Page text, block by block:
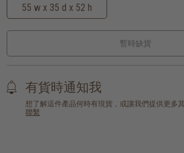
55 w x 35 d x 52 h
暫時缺貨
有貨時通知我
想了解這件產品何時有現貨，或讓我們提供更多
聯繫